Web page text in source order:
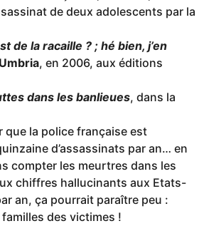
de deux adolescents par la
de la racaille ? ; hé bien, j’en
, en 2006, aux éditions
dans les banlieues, dans la
que la police française est
d’assassinats par an… en
compter les meurtres dans les
chiffres hallucinants aux Etats-
an, ça pourrait paraître peu :
familles des victimes !